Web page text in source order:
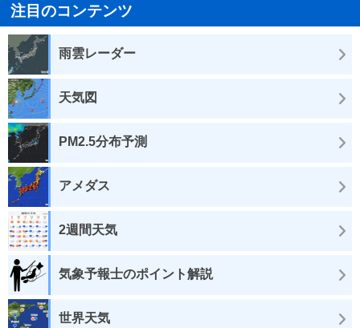
注目のコンテンツ
雨雲レーダー
天気図
PM2.5分布予測
アメダス
2週間天気
気象予報士のポイント解説
世界天気